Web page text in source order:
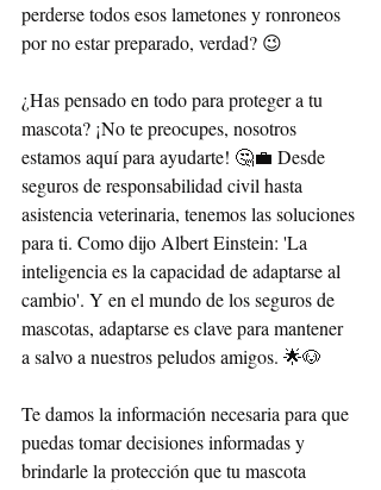
perderse todos esos lametones y ronroneos
por no estar preparado, verdad? 😉
¿Has pensado en todo para proteger a tu
mascota? ¡No te preocupes, nosotros
estamos aquí para ayudarte! 🤔💼 Desde
seguros de responsabilidad civil hasta
asistencia veterinaria, tenemos las soluciones
para ti. Como dijo Albert Einstein: 'La
inteligencia es la capacidad de adaptarse al
cambio'. Y en el mundo de los seguros de
mascotas, adaptarse es clave para mantener
a salvo a nuestros peludos amigos. 🌟🐶
Te damos la información necesaria para que
puedas tomar decisiones informadas y
brindarle la protección que tu mascota